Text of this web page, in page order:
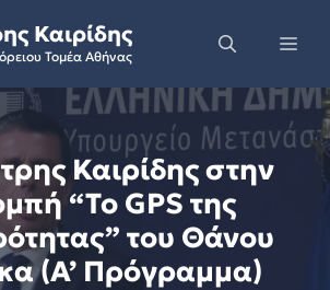
Καιρίδης
Τομέα Αθήνας
Καιρίδης στην
“Το GPS της
του Θάνου
(Α’ Πρόγραμμα)